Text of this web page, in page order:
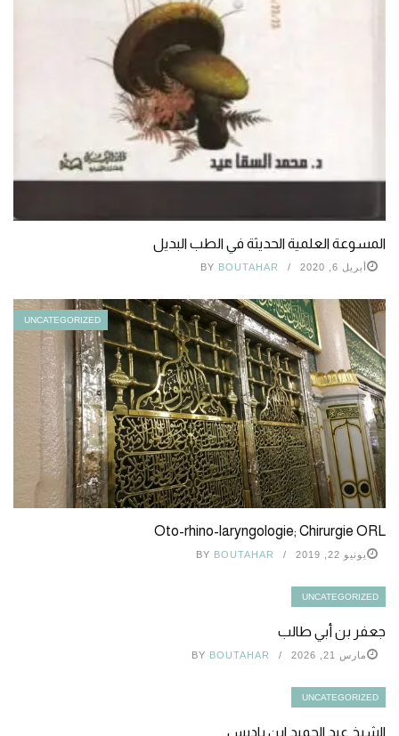
المسوعة العلمية الحديثة في الطب البديل
أبريل 6, 2020 BY BOUTAHAR
UNCATEGORIZED
Oto-rhino-laryngologie; Chirurgie ORL
يونيو 22, 2019 BY BOUTAHAR
UNCATEGORIZED
جعفر بن أبي طالب
مارس 21, 2026 BY BOUTAHAR
UNCATEGORIZED
الشيخ عبد الحميد ابن باديس